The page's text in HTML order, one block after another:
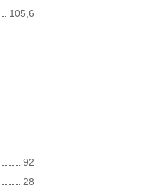
105,6
92
28